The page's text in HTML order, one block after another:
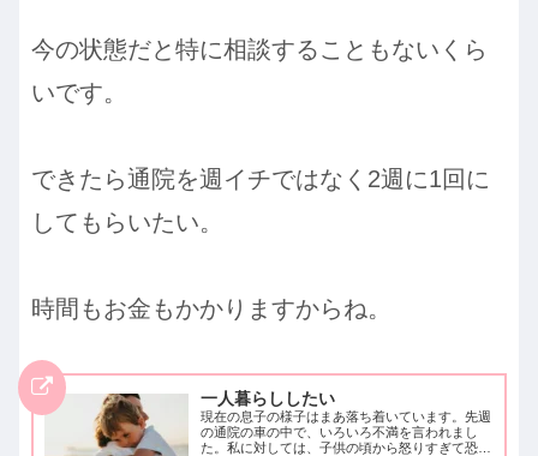
今の状態だと特に相談することもないくら
いです。
できたら通院を週イチではなく2週に1回に
してもらいたい。
時間もお金もかかりますからね。
一人暮らししたい
現在の息子の様子はまあ落ち着いています。先週
の通院の車の中で、いろいろ不満を言われまし
た。私に対しては、子供の頃から怒りすぎて恐く